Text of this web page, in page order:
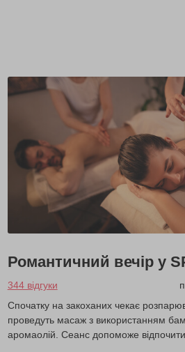
Романтичний вечір у
344 відгуки
Спочатку на закоханих чекає
проведуть масаж з використанням
аромаолій. Сеанс допоможе відпочити